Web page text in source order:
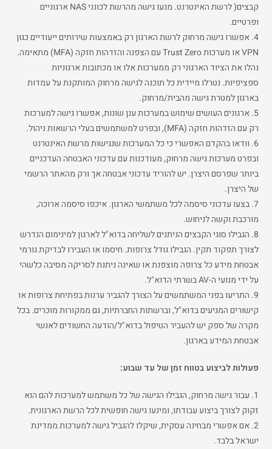
קבצים( לרשת האינטרנט. מנעו גישה מהרשת לכונני NAS ארגוניים
ופרטיים.
4. אפשרו גישה מרחוק לרשת הארגון רק באמצעות שירותים ייעודיים כגון
VPN או מערכות Trust Zero עם הצפנה והזדהות חזקה (MFA) מתאימה.
נהלו את הציוד הארגוני רק ממערכות אלו או מכתובות ארגוניות
ספציפיות. נטרלו מיידית כל תוכנה לגישה מרחוק המותקנת על עמדות
בארגון למטרת גישה מהבית/מרחוק.
5. ארגונים העושים שימוש במערכות ענן שונות, אפשרו גישה למערכות
רק עם הזדהות חזקה (MFA), ובפרט למשתמשים בעלי הרשאות ניהול.
6. וודאו בהקדם האפשרי כי כל המערכות שנגישות מרשת האינטרנט
ובפרט מערכות גישה מרחוק, מעודכנות עם עדכוני האבטחה העדכניים
ביותר שפרסם היצרן. יש להוריד עדכוני אבטחה אך ורק מהאתר הרשמי
של היצרן.
7. בצעו עדכוני סיסמה לכל משתמשי הארגון. איכפו סיסמה ארוכה,
מורכבת וקשה לניחוש.
8. הגבילו סוגי הקבצים הניתנים לשליחה בדוא"ל לארגון למינימום הנדרש
לצורך תפקוד תקין. הגבילו גודל צרופות. חיסמו או העבירו לבדיקת גורמי
אבטחת מידע כל צרופה מוצפנת או שאינה ניתנת לסריקה מסיבה כלשהי
על ידי מנועי ה-AV בשרתי הדוא"ל.
9. התריעו בפני המשתמשים על הצורך להגביר ערנות בפתיחת צרופות או
קישורים המגיעים בדוא"ל, וברשתות החברתיות, גם ממקורות מוכרים. בכל
מקרה של ספק יש להעביר הטיפול בדוא"ל/הודעה החשודים לאנשי
אבטחת המידע בארגון.
פעולות לביצוע בטווח זמן של עד שבוע:
1. עבור גישה מרחוק, הגבילו הגישה של כל משתמש למערכות להם הוא
זקוק לצורך ביצוע עבודתו, ומינעו גישה חופשית לכל הרשת הארגונית.
2. אם אפשרי מבחינה עסקית, שיקלו להגביל גישה למערכות ממדינת
ישראל בלבד.